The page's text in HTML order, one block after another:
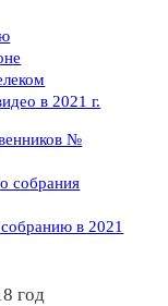
в 2021 г.
№
собрания
в 2021
год